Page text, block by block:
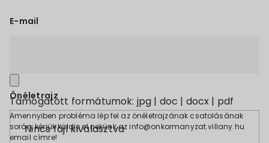
E-mail
Támogatott formátumok: jpg | doc | docx | pdf
Nincs fájl kiválasztva
Önéletrajz
Amennyiben probléma lép fel az önéletrajzának csatolásának
során, kérjük küldje el nekünk az info@onkormanyzat.villany.hu
email címre!